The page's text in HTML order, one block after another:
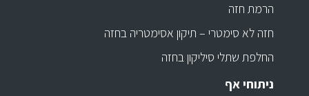
הרמת חזה
חזה לא סימטרי – תיקון אסימטריה בחזה
החלפת שתלי סיליקון בחזה
ניתוחי אף